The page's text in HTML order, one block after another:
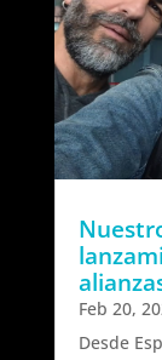
Feb 20,
Desde